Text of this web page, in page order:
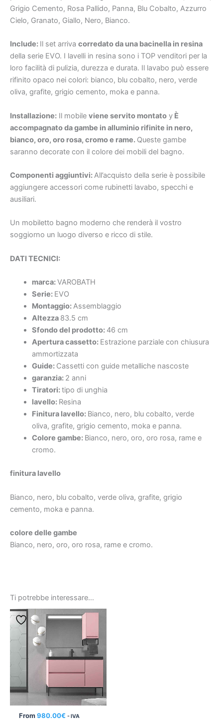
Grigio Cemento, Rosa Pallido, Panna, Blu Cobalto, Azzurro
Cielo, Granato, Giallo, Nero, Bianco.
Include: Il set arriva corredato da una bacinella in resina
della serie EVO. I lavelli in resina sono i TOP venditori per la
loro facilità di pulizia, durezza e durata. Il lavabo può essere
rifinito opaco nei colori: bianco, blu cobalto, nero, verde
oliva, grafite, grigio cemento, moka e panna.
Installazione: Il mobile viene servito montato y È
accompagnato da gambe in alluminio rifinite in nero,
bianco, oro, oro rosa, cromo e rame. Queste gambe
saranno decorate con il colore dei mobili del bagno.
Componenti aggiuntivi:All’acquisto della serie è possibile
aggiungere accessori come rubinetti lavabo, specchi e
ausiliari.
Un mobiletto bagno moderno che renderà il vostro
soggiorno un luogo diverso e ricco di stile.
DATI TECNICI:
marca:VAROBATH
Serie: EVO
Montaggio:Assemblaggio
Altezza 83.5 cm
Sfondo del prodotto: 46 cm
Apertura cassetto: Estrazione parziale con chiusura
ammortizzata
Guide: Cassetti con guide metalliche nascoste
garanzia: 2 anni
Tiratori:tipo di unghia
lavello: Resina
Finitura lavello: Bianco, nero, blu cobalto, verde
oliva, grafite, grigio cemento, moka e panna.
Colore gambe: Bianco, nero, oro, oro rosa, rame e
cromo.
finitura lavello
Bianco, nero, blu cobalto, verde oliva, grafite, grigio
cemento, moka e panna.
colore delle gambe
Bianco, nero, oro, oro rosa, rame e cromo.
Ti potrebbe interessare…
From 980.00€ - IVA